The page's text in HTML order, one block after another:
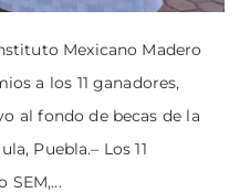
Mexicano Madero
a los 11 ganadores,
al fondo de becas de la
Puebla.– Los 11
SEM,...